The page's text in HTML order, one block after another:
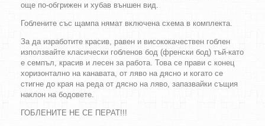
още по-обгрижен и хубав външен вид.
Гоблените със щампа нямат включена схема в комплекта.
За да изработите красив, равен и висококачествен гоблен
използвайте класически гобленов бод (френски бод) тъй-като
е семпъл, красив и лесен за работа. Това се прави с конец
хоризонтално на канавата, от ляво на дясно и когато се
стигне до края на реда от дясно на ляво, запазвайки същия
наклон на бодовете.
ГОБЛЕНИТЕ НЕ СЕ ПЕРАТ!!!